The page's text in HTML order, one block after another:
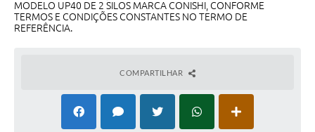
Diário Oficial
Contato
MODELO UP40 DE 2 SILOS MARCA CONISHI, CONFORME
TERMOS E CONDIÇÕES CONSTANTES NO TERMO DE
REFERÊNCIA.
COMPARTILHAR